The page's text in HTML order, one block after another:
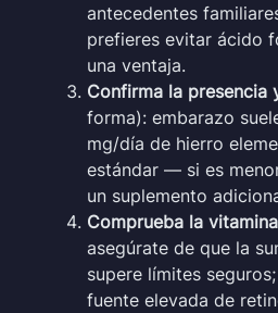
antecedentes
prefieres evitar ácido
una ventaja.
Confirma la presencia
forma): embarazo
mg/día de hierro
estándar — si es
un suplemento
Comprueba la
asegúrate de que la
supere límites
fuente elevada de